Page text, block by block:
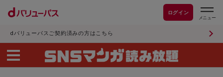
ログイン
dバリューパスご契約済みの方はこちら